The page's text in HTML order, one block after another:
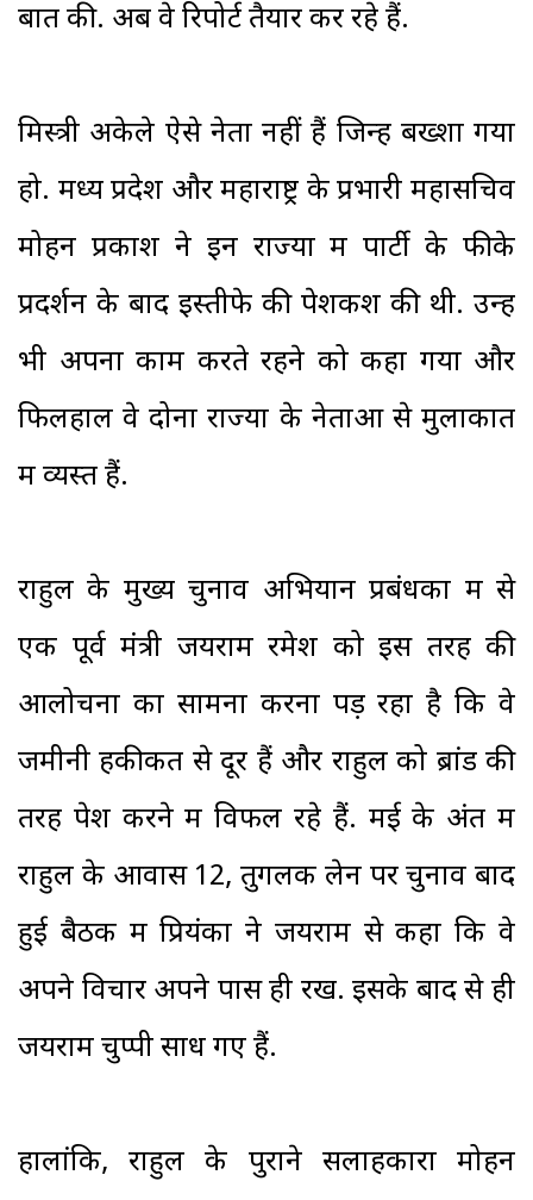
बात की. अब वे रिपोर्ट तैयार कर रहे हैं.
मिस्त्री अकेले ऐसे नेता नहीं हैं जिन्हें बख्शा गया
हो. मध्य प्रदेश और महाराष्ट्र के प्रभारी महासचिव
मोहन प्रकाश ने इन राज्यों में पार्टी के फीके
प्रदर्शन के बाद इस्तीफे की पेशकश की थी. उन्हें
भी अपना काम करते रहने को कहा गया और
फिलहाल वे दोनों राज्यों के नेताओं से मुलाकात
में व्यस्त हैं.
राहुल के मुख्य चुनाव अभियान प्रबंधकों में से
एक पूर्व मंत्री जयराम रमेश को इस तरह की
आलोचना का सामना करना पड़ रहा है कि वे
जमीनी हकीकत से दूर हैं और राहुल को ब्रांड की
तरह पेश करने में विफल रहे हैं. मई के अंत में
राहुल के आवास 12, तुगलक लेन पर चुनाव बाद
हुई बैठक में प्रियंका ने जयराम से कहा कि वे
अपने विचार अपने पास ही रखें. इसके बाद से ही
जयराम चुप्पी साध गए हैं.
हालांकि, राहुल के पुराने सलाहकारों मोहन